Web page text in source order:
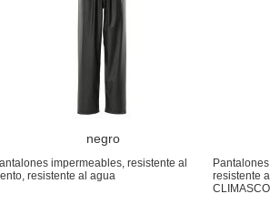
negro
impermeables, resistente al
resistente al agua
resistente